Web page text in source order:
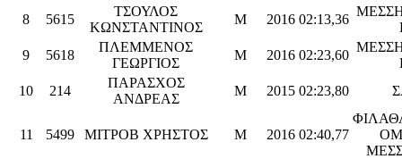
8 5615
ΤΣΟΥΛΟΣ
ΚΩΝΣΤΑΝΤΙΝΟΣ
M 2016 02:13,36
9
5618
ΠΛΕΜΜΕΝΟΣ
ΓΕΩΡΓΙΟΣ
M 2016 02:23,60
10
214
ΠΑΡΑΣΧΟΣ
ΑΝΔΡΕΑΣ
M 2015 02:23,80
11 5499 ΜΙΤΡΟΒ ΧΡΗΣΤΟΣ M 2016 02:40,77